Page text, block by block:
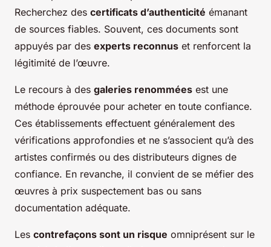
Recherchez des certificats d’authenticité émanant
de sources fiables. Souvent, ces documents sont
appuyés par des experts reconnus et renforcent la
légitimité de l’œuvre.
Le recours à des galeries renommées est une
méthode éprouvée pour acheter en toute confiance.
Ces établissements effectuent généralement des
vérifications approfondies et ne s’associent qu’à des
artistes confirmés ou des distributeurs dignes de
confiance. En revanche, il convient de se méfier des
œuvres à prix suspectement bas ou sans
documentation adéquate.
Les contrefaçons sont un risque omniprésent sur le